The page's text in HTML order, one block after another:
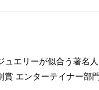
ュエリーが似合う著名
エンターテイナー部